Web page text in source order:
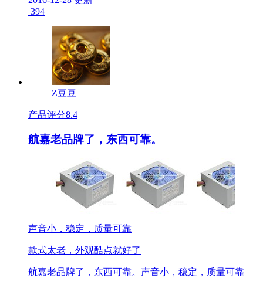
394
Z豆豆
产品评分8.4
航嘉老品牌了，东西可靠。
声音小，稳定，质量可靠
款式太老，外观酷点就好了
航嘉老品牌了，东西可靠。声音小，稳定，质量可靠